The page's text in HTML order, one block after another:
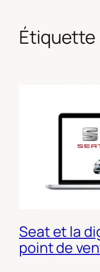
Étiquette
Seat et la
point de